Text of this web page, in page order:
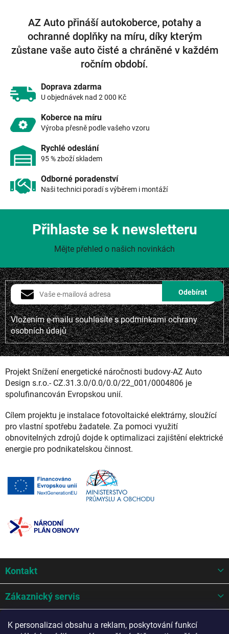
K personalizaci obsahu a reklam, poskytování funkcí
í
p
r
v
k
p
u
n
í
AZ Auto přináší autokoberce, potahy a
ochranné doplňky na míru, díky kterým
zůstane vaše auto čisté a chráněné v každém
ročním období.
Doprava zdarma
U objednávek nad 2 000 Kč
Koberce na míru
Výroba přesně podle vašeho vzoru
Rychlé odeslání
95 % zboží skladem
Odborné poradenství
Naši technici poradí s výběrem i montáží
Vložením e-mailu souhlasíte spodmínkami ochrany
osobních údajů
Přihlaste se k newsletteru
Mějte přehled o našich novinkách
Projekt Snížení energetické náročnosti budovy-AZ Auto
Design s.r.o.- CZ.31.3.0/0.0/0.0/22_001/0004806 je
spolufinancován Evropskou unií.
Cílem projektu je instalace fotovoltaické elektrárny, sloužící
pro vlastní spotřebu žadatele. Za pomoci využití
obnovitelných zdrojů dojde k optimalizaci zajištění elektrické
energie pro podnikatelskou činnost.
p
t
Kontakt
Zákaznický servis
Mohlo by se hodit